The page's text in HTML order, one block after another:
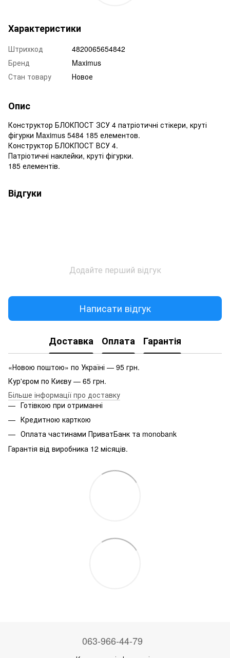
Характеристики
Штрихкод
4820065654842
Бренд
Maximus
Стан товару
Новое
Опис
Конструктор БЛОКПОСТ ЗСУ 4 патріотичні стікери, круті
фігурки Maximus 5484 185 елементов.
Конструктор БЛОКПОСТ ВСУ 4.
Патріотичні наклейки, круті фігурки.
185 елементів.
Відгуки
Додайте перший відгук
Написати відгук
Доставка Оплата Гарантія
«Новою поштою» по Україні — 95 грн.
Кур'єром по Києву — 65 грн.
Більше інформації про доставку
Готівкою при отриманні
Кредитною карткою
Оплата частинами ПриватБанк та monobank
Гарантія від виробника 12 місяців.
063-966-44-79